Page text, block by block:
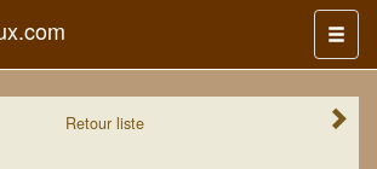
Menu
Retourliste